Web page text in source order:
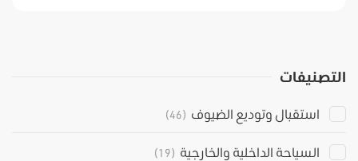
التصنيفات
استقبال وتوديع الضيوف (46)
السياحة الداخلية والخارجية (19)